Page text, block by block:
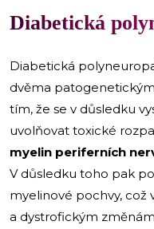
Diabetická
Diabetická
dvěma
tím, že se v důsledku
uvolňovat toxické
myelin periferních
V důsledku toho pak
myelinové pochvy, což
a dystrofickým